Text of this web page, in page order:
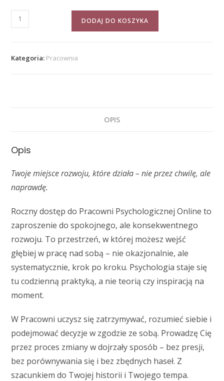
DODAJ DO KOSZYKA
Kategoria: Pracownia
OPIS
Opis
Twoje miejsce rozwoju, które działa – nie przez chwilę, ale
naprawdę.
Roczny dostęp do Pracowni Psychologicznej Online to
zaproszenie do spokojnego, ale konsekwentnego
rozwoju. To przestrzeń, w której możesz wejść
głębiej w pracę nad sobą – nie okazjonalnie, ale
systematycznie, krok po kroku. Psychologia staje się
tu codzienną praktyką, a nie teorią czy inspiracją na
moment.
W Pracowni uczysz się zatrzymywać, rozumieć siebie i
podejmować decyzje w zgodzie ze sobą. Prowadzę Cię
przez proces zmiany w dojrzały sposób – bez presji,
bez porównywania się i bez zbędnych haseł. Z
szacunkiem do Twojej historii i Twojego tempa.